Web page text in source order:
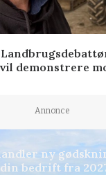
demonstrere
Annonce
ny
bedrift fra